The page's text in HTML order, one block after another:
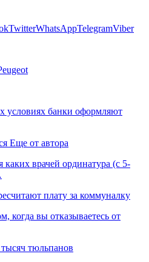
TwitterWhatsAppTelegramViber
условиях банки оформляют
Еще от автора
врачей ординатура (с 5-
плату за коммуналку
когда вы отказываетесь от
тюльпанов